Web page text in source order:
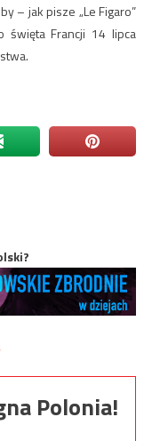
– jak pisze „Le Figaro”
święta Francji 14 lipca
Polonia!